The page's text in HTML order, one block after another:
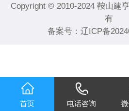
Copyright © 2010-2024 鞍山建
有
备案号： 辽ICP备
首页 电话咨询